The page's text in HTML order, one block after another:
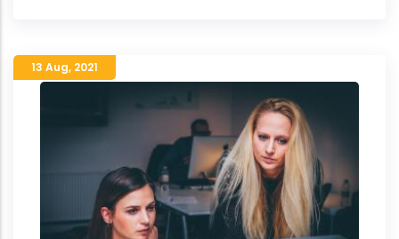
13 Aug, 2021